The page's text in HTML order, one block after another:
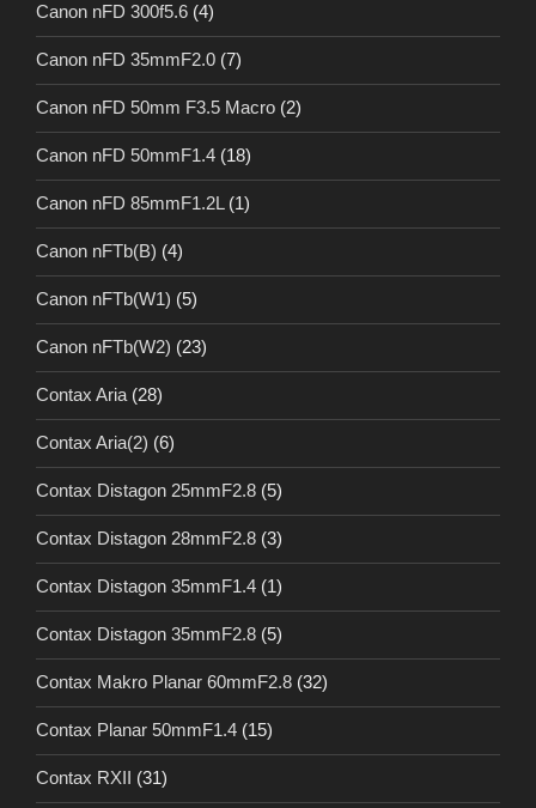
Canon nFD 300f5.6 (4)
Canon nFD 35mmF2.0 (7)
Canon nFD 50mm F3.5 Macro (2)
Canon nFD 50mmF1.4 (18)
Canon nFD 85mmF1.2L(1)
Canon nFTb(B) (4)
Canon nFTb(W1) (5)
Canon nFTb(W2) (23)
Contax Aria(28)
Contax Aria(2) (6)
Contax Distagon 25mmF2.8 (5)
Contax Distagon 28mmF2.8 (3)
Contax Distagon 35mmF1.4 (1)
Contax Distagon 35mmF2.8 (5)
Contax Makro Planar 60mmF2.8 (32)
Contax Planar 50mmF1.4 (15)
Contax RXII (31)